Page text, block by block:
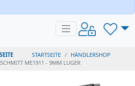
STARTSEITE
HÄNDLERSHOP
ME1911 - 9MM LUGER